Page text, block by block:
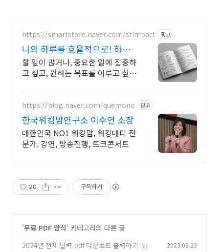
https://smartstore.naver.com/stimpact 광고
나의 하루를 효율적으로! 하루
를 효율적으로 완벽하게
할 일이 많거나, 중요한 일에 집중하
고 싶고, 원하는 목표를 이루고 싶다
를 만나보세요!
https://blog.naver.com/quemono 광고
한국워킹맘연구소 이수연 소장
대한민국 NO1 워킹맘, 워킹대디 전
문가. 강연, 방송진행, 토크콘서트
20 구독하기
'무료 PDF 양식' 카테고리의 다른 글
2024년 전체 달력 pdf 다운로드 출력하기
(0) 2023.06.23